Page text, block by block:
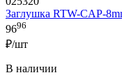
Заглушка RTW-CAP-
9696
₽/шт
В наличии